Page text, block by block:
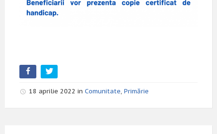
18 aprilie 2022 in Comunitate, Primărie